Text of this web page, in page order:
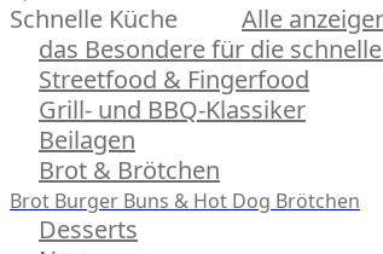
Schnelle Küche Alle
das Besondere für die
Streetfood & Fingerfood
Grill- und BBQ-Klassiker
Beilagen
Brot & Brötchen
Brot Burger Buns & Hot Dog Brötchen
Desserts